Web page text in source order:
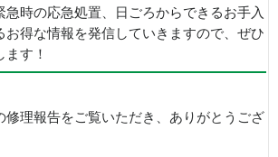
急時の応急処置、日ごろからできるお手入
お得な情報を発信していきますので、ぜひ
す！
修理報告をご覧いただき、ありがとうござ